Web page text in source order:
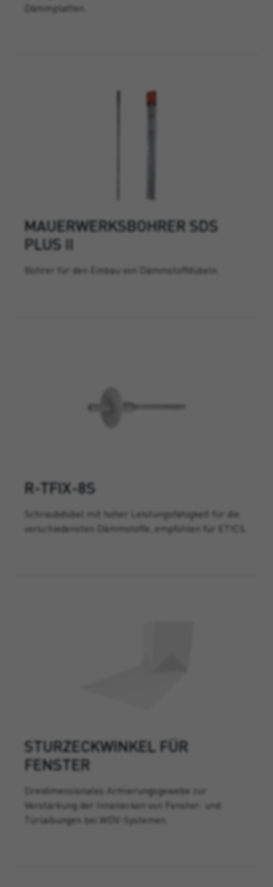
Dämmplatten.
MAUERWERKSBOHRER SDS
PLUS II
Bohrer für den Einbau von Dämmstoffdübeln.
R-TFIX-8S
Schraubdübel mit hoher Leistungsfähigkeit für die
verschiedensten Dämmstoffe, empfohlen für ETICS.
STURZECKWINKEL FÜR
FENSTER
Dreidimensionales Armierungsgewebe zur
Verstärkung der Innenecken von Fenster- und
Türlaibungen bei WDV-Systemen.